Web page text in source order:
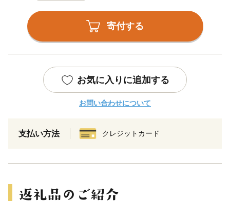
寄付する
お気に入りに追加する
お問い合わせについて
支払い方法 クレジットカード